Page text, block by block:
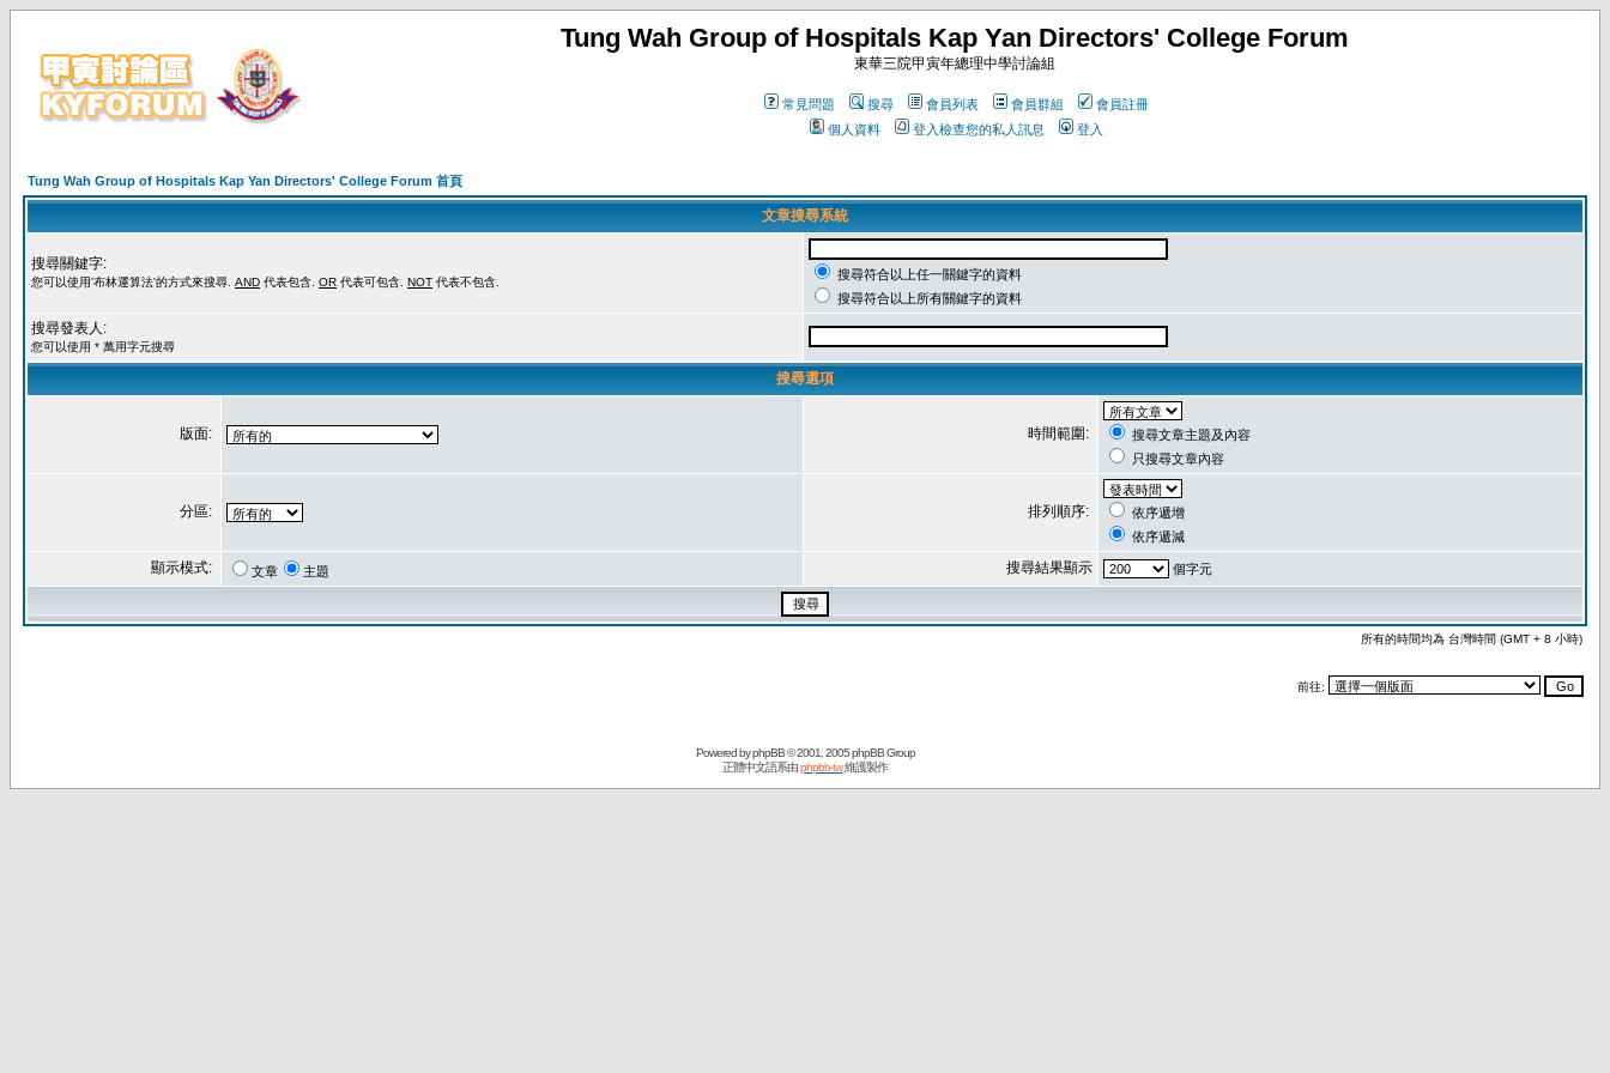
Tung Wah Group of Hospitals Kap Yan Directors' College Forum
東華三院甲寅年總理中學討論組
常見問題 搜尋 會員列表 會員群組
會員註冊
個人資料
登入檢查您的私人訊息 登入
Tung Wah Group of Hospitals Kap Yan Directors' College Forum 首頁
文章搜尋系統
搜尋關鍵字:
您可以使用'布林運算法'的方式來搜尋. AND 代表包含. OR 代表可包含. NOT 代表不包含.
搜尋符合以上任一關鍵字的資料
搜尋符合以上所有關鍵字的資料
搜尋發表人:
您可以使用 * 萬用字元搜尋
搜尋選項
版面: 時間範圍:
搜尋文章主題及內容
只搜尋文章內容
分區: 排列順序:
依序遞增
依序遞減
顯示模式: 文章 主題 搜尋結果顯示 個字元
所有的時間均為 台灣時間 (GMT + 8 小時)
前往:
Powered byphpBB© 2001, 2005 phpBB Group
正體中文語系由phpbb-tw維護製作